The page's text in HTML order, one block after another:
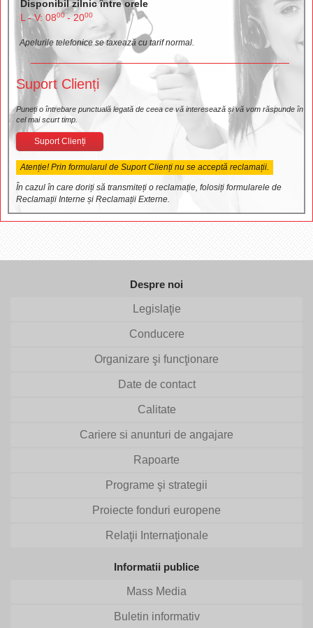
Disponibil zilnic între orele
L - V: 0800- 2000
Apelurile telefonice se taxează cu tarif normal.
Suport Clienți
Puneți o întrebare punctuală legată de ceea ce vă interesează și vă vom răspunde în
cel mai scurt timp.
Suport Clienți
Atenție! Prin formularul de Suport Clienți nu se acceptă reclamații.
În cazul în care doriți să transmiteți o reclamație, folosiți formularele de
Reclamații Interne și Reclamații Externe.
Despre noi
Legislaţie
Conducere
Organizare şi funcţionare
Date de contact
Calitate
Cariere si anunturi de angajare
Rapoarte
Programe şi strategii
Proiecte fonduri europene
Relaţii Internaţionale
Informatii publice
Mass Media
Buletin informativ